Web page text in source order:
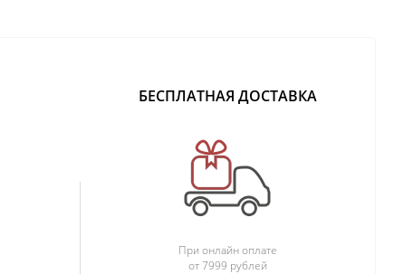
БЕСПЛАТНАЯ ДОСТАВКА
При онлайн оплате
от 7999 рублей